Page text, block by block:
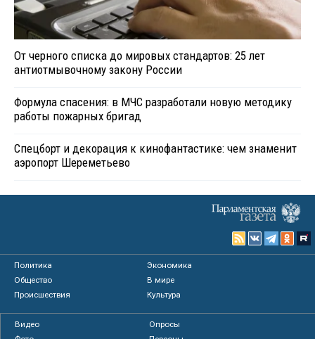
От черного списка до мировых стандартов: 25 лет
антиотмывочному закону России
Формула спасения: в МЧС разработали новую методику
работы пожарных бригад
Спецборт и декорация к кинофантастике: чем знаменит
аэропорт Шереметьево
Политика
Экономика
Общество
В мире
Происшествия
Культура
Видео
Опросы